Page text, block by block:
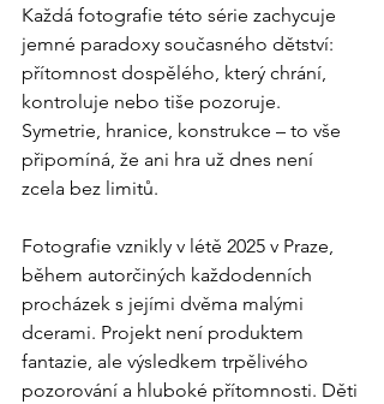
Každá fotografie této série zachycuje
jemné paradoxy současného dětství:
přítomnost dospělého, který chrání,
kontroluje nebo tiše pozoruje.
Symetrie, hranice, konstrukce – to vše
připomíná, že ani hra už dnes není
zcela bez limitů.
Fotografie vznikly v létě 2025 v Praze,
během autorčiných každodenních
procházek s jejími dvěma malými
dcerami. Projekt není produktem
fantazie, ale výsledkem trpělivého
pozorování a hluboké přítomnosti. Děti